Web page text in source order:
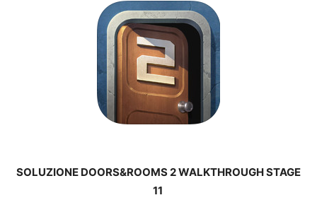
SOLUZIONE DOORS&ROOMS 2 WALKTHROUGH STAGE
11